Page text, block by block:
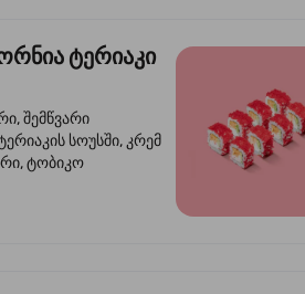
ტერიაკი
შემწვარი
სოუსში, კრემ
ტობიკო